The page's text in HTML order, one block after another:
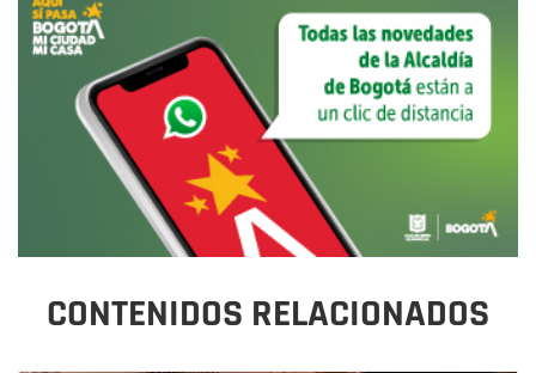
CONTENIDOS RELACIONADOS